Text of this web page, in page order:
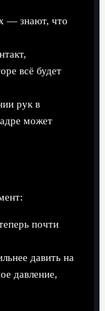
— знают, что
всё будет
рук в
может
почти
давить на
давление,